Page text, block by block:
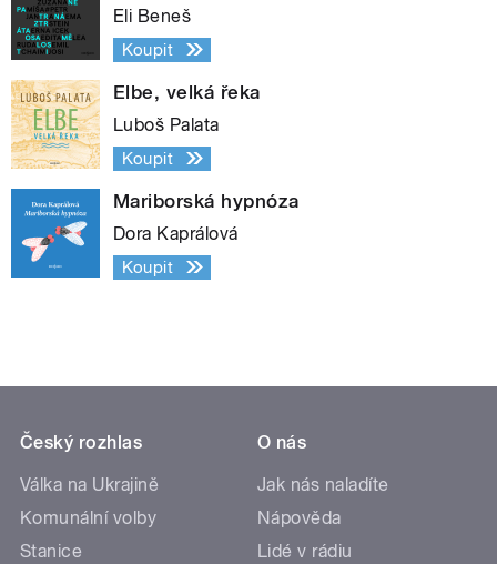
Eli Beneš
Koupit
Elbe, velká řeka
Luboš Palata
Koupit
Mariborská hypnóza
Dora Kaprálová
Koupit
Český rozhlas
Válka na Ukrajině
Komunální volby
Stanice
O nás
Jak nás naladíte
Nápověda
Lidé v rádiu